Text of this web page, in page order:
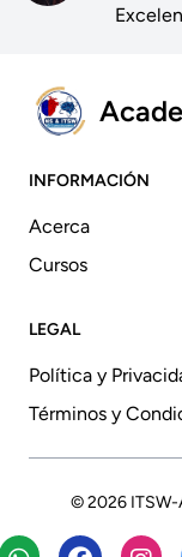
INFORMACIÓN
Acerca
Cursos
LEGAL
Política y
Términos y
© 2026